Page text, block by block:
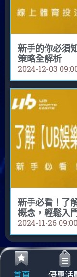
新手的你必須
策略全解析
2024-12-03
新手必看！了
概念，輕鬆入
2024-11-26 09:00